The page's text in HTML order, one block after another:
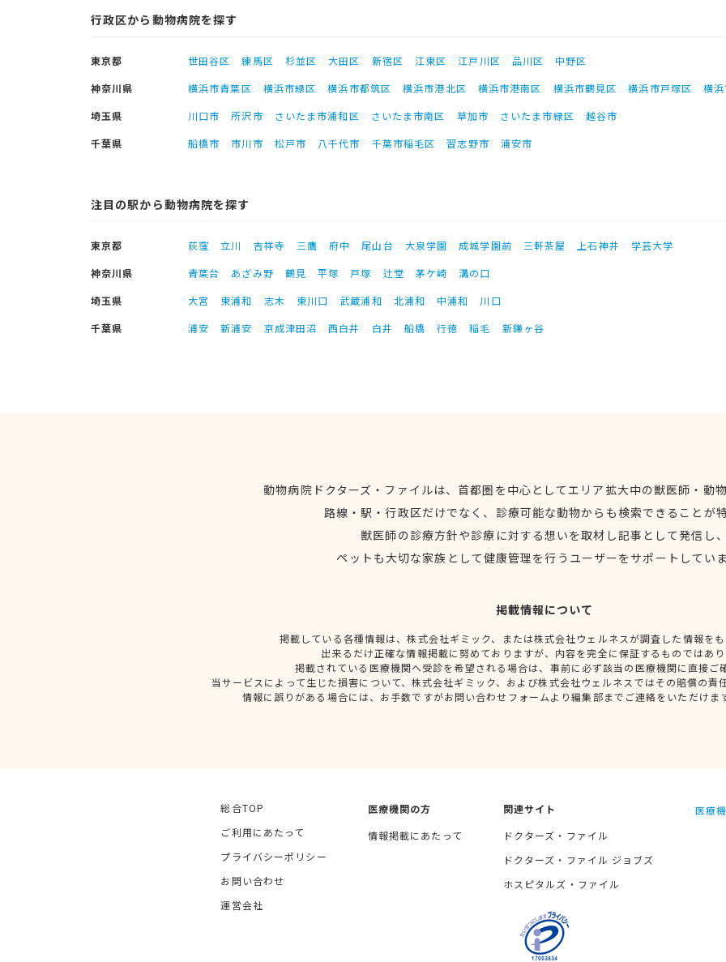
行政区から動物病院を探す
東京都 世田谷区 練馬区 杉並区 大田区 新宿区 江東区 江戸川区 品川区
中野区
神奈川県
横浜市青葉区 横浜市緑区 横浜市都筑区 横浜市港北区 横浜市港南区 横浜市鶴見区 横浜市戸塚区
横
埼玉県
川口市 所沢市 さいたま市浦和区 さいたま市南区 草加市 さいたま市緑区
越谷市
千葉県
船橋市 市川市 松戸市 八千代市 千葉市稲毛区 習志野市 浦安市
注目の駅から動物病院を探す
東京都 荻窪 立川 吉祥寺 三鷹 府中 尾山台 大泉学園 成城学園前 三軒茶屋 上石神井
学芸大学
神奈川県
青葉台 あざみ野 鶴見 平塚 戸塚 辻堂 茅ケ崎
溝の口
埼玉県
大宮 東浦和 志木 東川口 武蔵浦和 北浦和 中浦和
川口
千葉県
浦安 新浦安 京成津田沼 西白井 白井 船橋 行徳 稲毛 新鎌ヶ谷
動物病院ドクターズ・ファイルは、首都圏を中心としてエリア拡大中の獣医師・動
路線・駅・行政区だけでなく、診療可能な動物からも検索できることが
獣医師の診療方針や診療に対する想いを取材し記事として発信し
ペットも大切な家族として健康管理を行うユーザーをサポートしてい
掲載情報について
掲載している各種情報は、株式会社ギミック、または株式会社ウェルネスが調査した情報を
出来るだけ正確な情報掲載に努めておりますが、内容を完全に保証するものではあ
掲載されている医療機関へ受診を希望される場合は、事前に必ず該当の医療機関に直接ご
当サービスによって生じた損害について、株式会社ギミック、および株式会社ウェルネスではその賠償の責
情報に誤りがある場合には、お手数ですがお問い合わせフォームより編集部までご連絡をいただけま
総合TOP
ご利用にあたって
プライバシーポリシー
お問い合わせ
運営会社
医療機関の方
情報掲載にあたって
関連サイト
ドクターズ・ファイル
ドクターズ・ファイル ジョブズ
ホスピタルズ・ファイル
医療